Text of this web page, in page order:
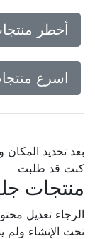
أخطر
اسرع
بعد تحديد المكان
كنت قد طلبت
منتجات
الرجاء تعديل
تحت الإنشاء ولم